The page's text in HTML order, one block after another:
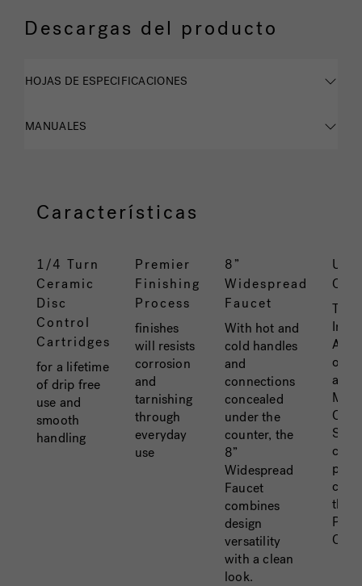
Descargas del producto
HOJAS DE ESPECIFICACIONES
MANUALES
Características
1/4 Turn
Ceramic
Disc
Control
Cartridges
for a lifetime
of drip free
use and
smooth
handling
Premier
Finishing
Process
finishes
will resists
corrosion
and
tarnishing
through
everyday
use
8”
Widespread
Faucet
With hot and
cold handles
and
connections
concealed
under the
counter, the
8”
Widespread
Faucet
combines
design
versatility
with a clean
look.
UPC
The
of
and
the